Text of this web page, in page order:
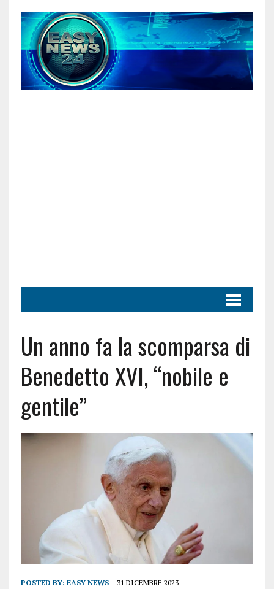
Un anno fa la scomparsa di
Benedetto XVI, “nobile e
gentile”
POSTED BY: EASY NEWS 31 DICEMBRE 2023